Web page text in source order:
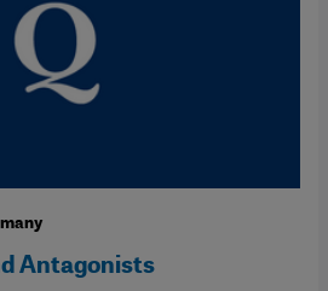
Antagonists